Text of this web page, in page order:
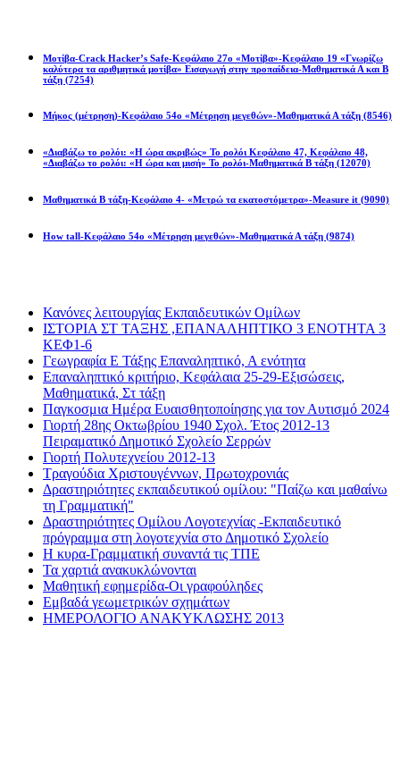
Μοτίβα-Crack Hacker’s Safe-Κεφάλαιο 27ο «Μοτίβα»-Κεφάλαιο 19 «Γνωρίζω
καλύτερα τα αριθμητικά μοτίβα» Εισαγωγή στην προπαίδεια-Μαθηματικά Α και Β
τάξη (7254)
Μήκος (μέτρηση)-Κεφάλαιο 54ο «Μέτρηση μεγεθών»-Μαθηματικά Α τάξη (8546)
«Διαβάζω το ρολόι: «Η ώρα ακριβώς» Το ρολόι Κεφάλαιο 47, Κεφάλαιο 48,
«Διαβάζω το ρολόι: «Η ώρα και μισή» Το ρολόι-Μαθηματικά Β τάξη (12070)
Μαθηματικά Β τάξη-Κεφάλαιο 4- «Μετρώ τα εκατοστόμετρα»-Measure it (9090)
How tall-Κεφάλαιο 54ο «Μέτρηση μεγεθών»-Μαθηματικά Α τάξη (9874)
Κανόνες λειτουργίας Εκπαιδευτικών Ομίλων
ΙΣΤΟΡΙΑ ΣΤ ΤΑΞΗΣ ,ΕΠΑΝΑΛΗΠΤΙΚΟ 3 ΕΝΟΤΗΤΑ 3
ΚΕΦ1-6
Γεωγραφία Ε Τάξης Επαναληπτικό, Α ενότητα
Επαναληπτικό κριτήριο, Κεφάλαια 25-29-Εξισώσεις,
Μαθηματικά, Στ τάξη
Παγκοσμια Ημέρα Ευαισθητοποίησης για τον Αυτισμό 2024
Γιορτή 28ης Οκτωβρίου 1940 Σχολ. Έτος 2012-13
Πειραματικό Δημοτικό Σχολείο Σερρών
Γιορτή Πολυτεχνείου 2012-13
Τραγούδια Χριστουγέννων, Πρωτοχρονιάς
Δραστηριότητες εκπαιδευτικού ομίλου: "Παίζω και μαθαίνω
τη Γραμματική"
Δραστηριότητες Ομίλου Λογοτεχνίας -Εκπαιδευτικό
πρόγραμμα στη λογοτεχνία στο Δημοτικό Σχολείο
Η κυρα-Γραμματική συναντά τις ΤΠΕ
Τα χαρτιά ανακυκλώνονται
Μαθητική εφημερίδα-Οι γραφούληδες
Εμβαδά γεωμετρικών σχημάτων
ΗΜΕΡΟΛΟΓΙΟ ΑΝΑΚΥΚΛΩΣΗΣ 2013